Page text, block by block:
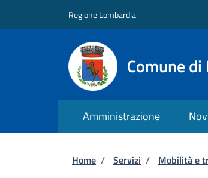
Regione Lombardia
Comune
Amministrazione
Briciole di
Home / Servizi / Mobilità e